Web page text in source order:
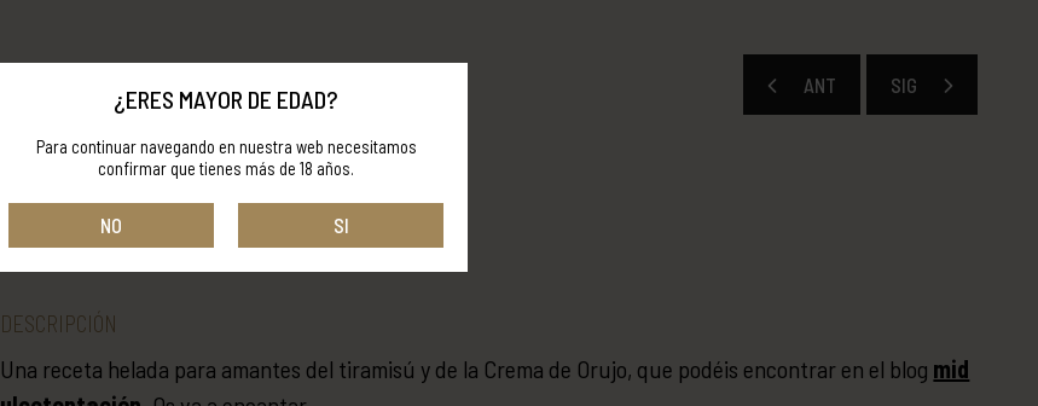
ANT SIG
Tiramisú Ice Sandwich
ORUJOS PANIZO
DESCRIPCIÓN
Una receta helada para amantes del tiramisú y de la Crema de Orujo, que podéis encontrar en el blog mid
¿ERES MAYOR DE EDAD?
Para continuar navegando en nuestra web necesitamos
confirmar que tienes más de 18 años.
NO SI